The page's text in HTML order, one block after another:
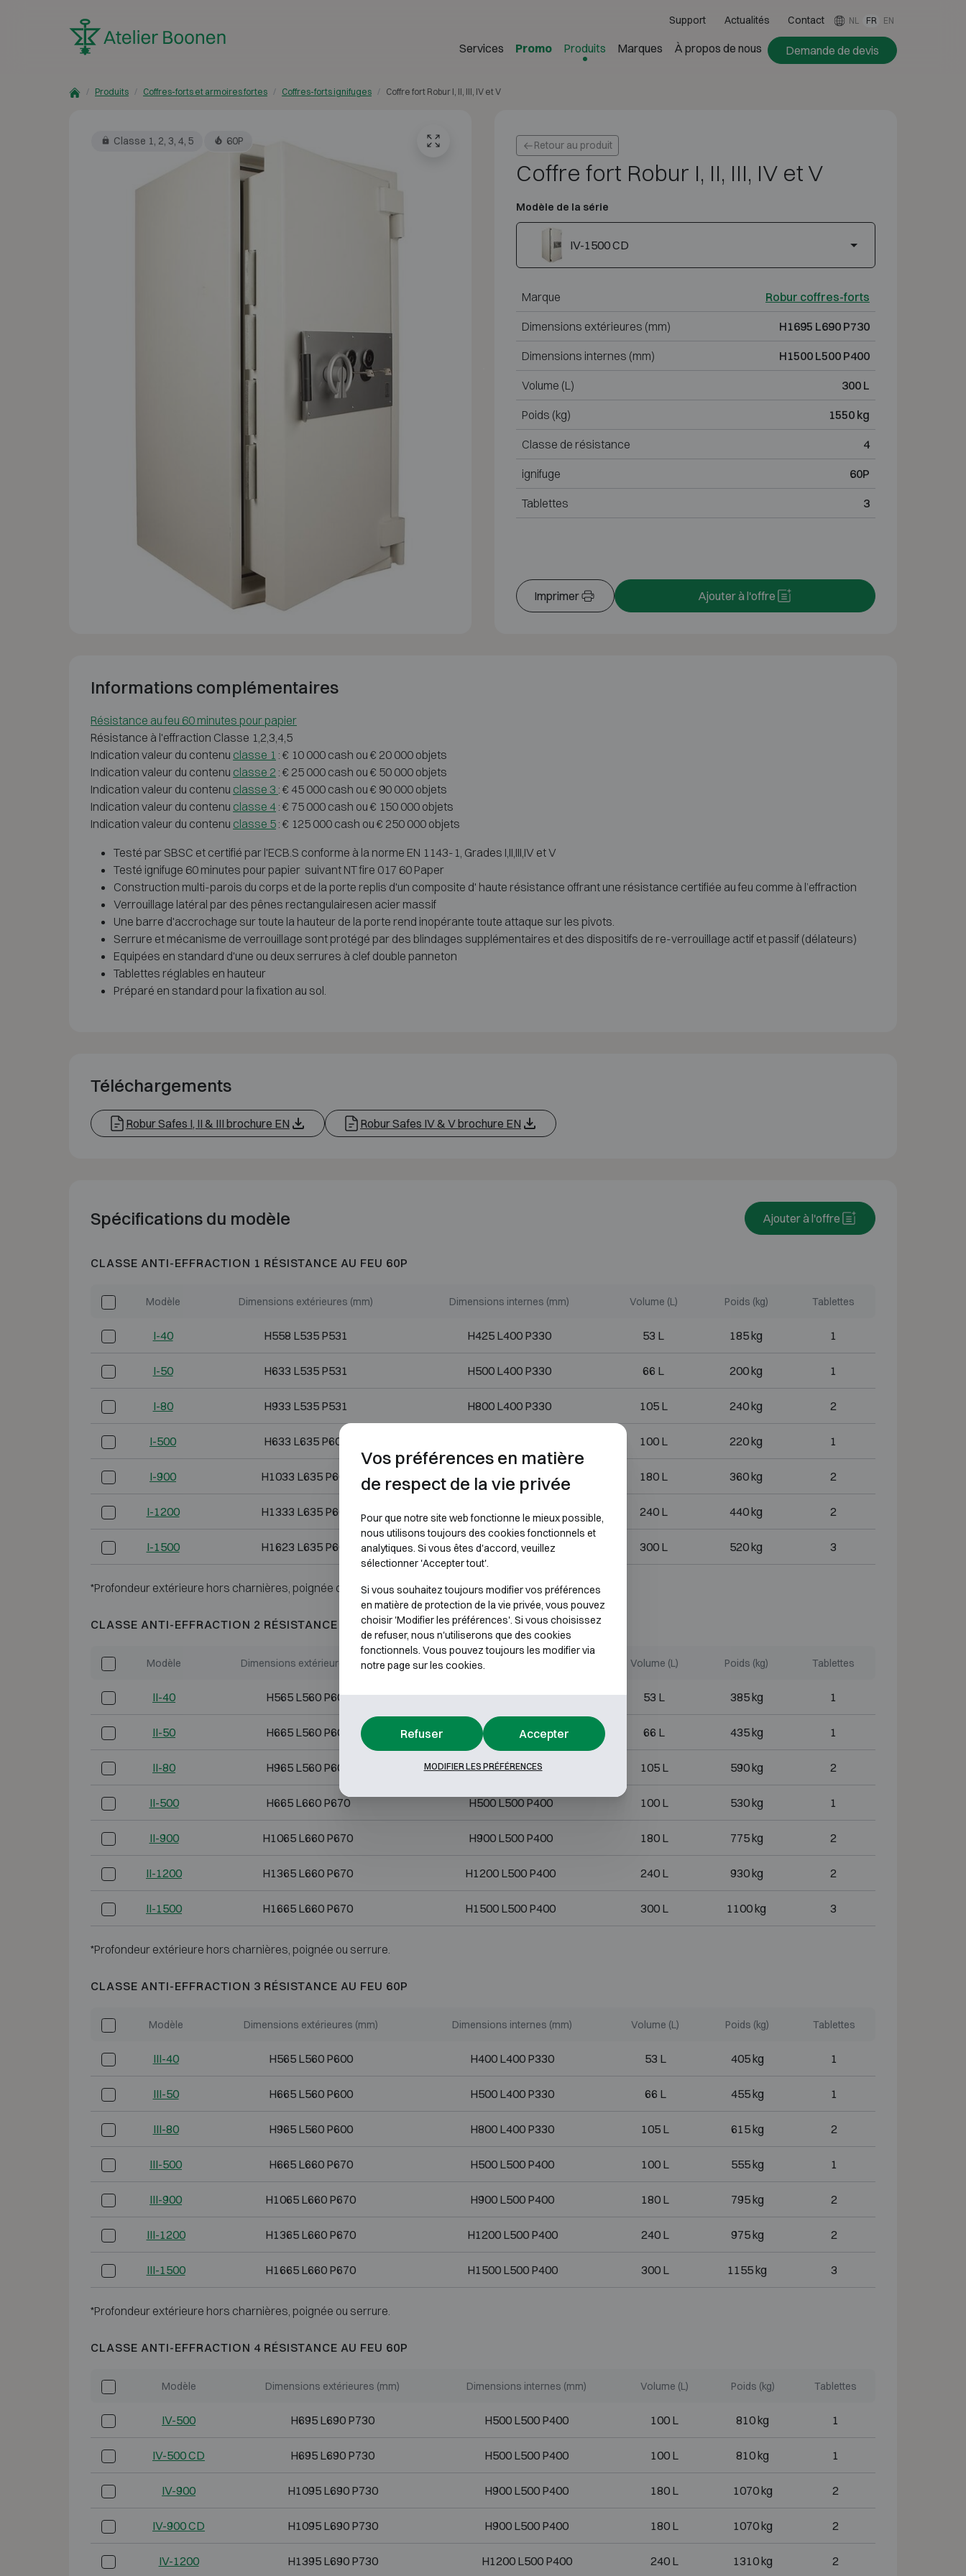
Support Actualités Contact NL FR EN
Services Promo Produits Marques À propos de nous Demande de devis
Produits Coffres-forts et armoires fortes Coffres-forts ignifuges Coffre fort Robur I, II, III, IV et V
Classe 1, 2, 3, 4, 5 60P Retour au produit
Coffre fort Robur I, II, III, IV et V
Modèle de la série
IV-1500 CD
Marque Robur coffres-forts
Dimensions extérieures (mm) H1695 L690 P730
Dimensions internes (mm) H1500 L500 P400
Volume (L) 300 L
Poids (kg) 1550 kg
Classe de résistance 4
ignifuge 60P
Tablettes 3
Imprimer Ajouter à l'offre
Informations complémentaires
Résistance au feu 60 minutes pour papier
Résistance à l'effraction Classe 1,2,3,4,5
Indication valeur du contenu classe 1 : € 10 000 cash ou € 20 000 objets
Indication valeur du contenu classe 2 : € 25 000 cash ou € 50 000 objets
Indication valeur du contenu classe 3 : € 45 000 cash ou € 90 000 objets
Indication valeur du contenu classe 4 : € 75 000 cash ou € 150 000 objets
Indication valeur du contenu classe 5 : € 125 000 cash ou € 250 000 objets
Testé par SBSC et certifié par l'ECB.S conforme à la norme EN 1143-1, Grades I,II,III,IV et V
Testé ignifuge 60 minutes pour papier suivant NT fire 017 60 Paper
Construction multi-parois du corps et de la porte replis d'un composite d' haute résistance offrant une résistance certifiée au feu comme à l’effraction
Verrouillage latéral par des pênes rectangulairesen acier massif
Une barre d'accrochage sur toute la hauteur de la porte rend inopérante toute attaque sur les pivots.
Serrure et mécanisme de verrouillage sont protégé par des blindages supplémentaires et des dispositifs de re-verrouillage actif et passif (délateurs)
Equipées en standard d'une ou deux serrures à clef double panneton
Tablettes réglables en hauteur
Préparé en standard pour la fixation au sol.
Téléchargements
Robur Safes I, II & III brochure EN Robur Safes IV & V brochure EN
Spécifications du modèle Ajouter à l'offre
CLASSE ANTI-EFFRACTION 1 RÉSISTANCE AU FEU 60P
Modèle Dimensions extérieures (mm) Dimensions internes (mm) Volume (L) Poids (kg) Tablettes
I-40 H558 L535 P531 H425 L400 P330 53 L 185 kg 1
I-50 H633 L535 P531 H500 L400 P330 66 L 200 kg 1
I-80 H933 L535 P531 H800 L400 P330 105 L 240 kg 2
I-500 H633 L635 P601 100 L 220 kg 1
I-900 H1033 L635 P601 H900 L500 P400 180 L 360 kg 2
I-1200 H1333 L635 P601 H1200 L500 P400 240 L 440 kg 2
I-1500 H1623 L635 P601 H1490 L500 P400 300 L 520 kg 3
*Profondeur extérieure hors charnières, poignée ou serrure.
CLASSE ANTI-EFFRACTION 2 RÉSISTANCE AU FEU 60P
Modèle Dimensions extérieures (mm) Dimensions internes (mm) Volume (L) Poids (kg) Tablettes
II-40 H565 L560 P600 H400 L400 P330 53 L 385 kg 1
II-50 H665 L560 P600 H500 L400 P330 66 L 435 kg 1
II-80 H965 L560 P600 H800 L400 P330 105 L 590 kg 2
II-500 H665 L660 P670 H500 L500 P400 100 L 530 kg 1
II-900 H1065 L660 P670 H900 L500 P400 180 L 775 kg 2
II-1200 H1365 L660 P670 H1200 L500 P400 240 L 930 kg 2
II-1500 H1665 L660 P670 H1500 L500 P400 300 L 1100 kg 3
*Profondeur extérieure hors charnières, poignée ou serrure.
CLASSE ANTI-EFFRACTION 3 RÉSISTANCE AU FEU 60P
Modèle Dimensions extérieures (mm) Dimensions internes (mm) Volume (L) Poids (kg) Tablettes
III-40 H565 L560 P600 H400 L400 P330 53 L 405 kg 1
III-50 H665 L560 P600 H500 L400 P330 66 L 455 kg 1
III-80 H965 L560 P600 H800 L400 P330 105 L 615 kg 2
III-500 H665 L660 P670 H500 L500 P400 100 L 555 kg 1
III-900 H1065 L660 P670 H900 L500 P400 180 L 795 kg 2
III-1200 H1365 L660 P670 H1200 L500 P400 240 L 975 kg 2
III-1500 H1665 L660 P670 H1500 L500 P400 300 L 1155 kg 3
*Profondeur extérieure hors charnières, poignée ou serrure.
CLASSE ANTI-EFFRACTION 4 RÉSISTANCE AU FEU 60P
Modèle Dimensions extérieures (mm) Dimensions internes (mm) Volume (L) Poids (kg) Tablettes
IV-500 H695 L690 P730 H500 L500 P400 100 L 810 kg 1
IV-500 CD H695 L690 P730 H500 L500 P400 100 L 810 kg 1
IV-900 H1095 L690 P730 H900 L500 P400 180 L 1070 kg 2
IV-900 CD H1095 L690 P730 H900 L500 P400 180 L 1070 kg 2
IV-1200 H1395 L690 P730 H1200 L500 P400 240 L 1310 kg 2
Vos préférences en matière
de respect de la vie privée
Pour que notre site web fonctionne le mieux possible,
nous utilisons toujours des cookies fonctionnels et
analytiques. Si vous êtes d'accord, veuillez
sélectionner 'Accepter tout'.
Si vous souhaitez toujours modifier vos préférences
en matière de protection de la vie privée, vous pouvez
choisir 'Modifier les préférences'. Si vous choisissez
de refuser, nous n'utiliserons que des cookies
fonctionnels. Vous pouvez toujours les modifier via
notre page sur les cookies.
Refuser Accepter
MODIFIER LES PRÉFÉRENCES